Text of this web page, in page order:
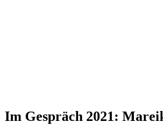
Im Gespräch 2021: